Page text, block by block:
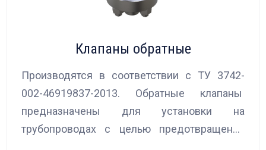
Клапаны обратные
Производятся в соответствии с ТУ 3742-
002-46919837-2013. Обратные клапаны
предназначены для установки на
трубопроводах с целью предотвращения